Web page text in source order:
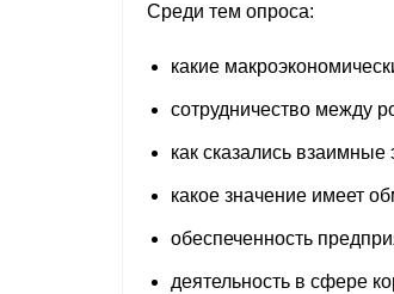
Среди тем опроса:
какие
сотрудничество между
как сказались
какое значение имеет
обеспеченность
деятельность в сфере